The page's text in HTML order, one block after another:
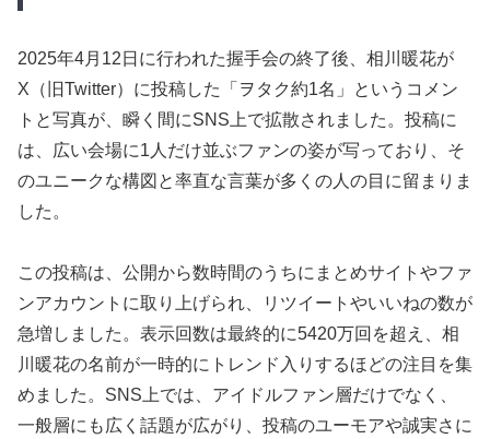
2025年4月12日に行われた握手会の終了後、相川暖花が
X（旧Twitter）に投稿した「ヲタク約1名」というコメン
トと写真が、瞬く間にSNS上で拡散されました。投稿に
は、広い会場に1人だけ並ぶファンの姿が写っており、そ
のユニークな構図と率直な言葉が多くの人の目に留まりま
した。
この投稿は、公開から数時間のうちにまとめサイトやファ
ンアカウントに取り上げられ、リツイートやいいねの数が
急増しました。表示回数は最終的に5420万回を超え、相
川暖花の名前が一時的にトレンド入りするほどの注目を集
めました。SNS上では、アイドルファン層だけでなく、
一般層にも広く話題が広がり、投稿のユーモアや誠実さに